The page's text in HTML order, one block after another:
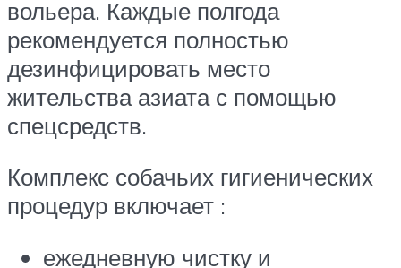
вольера. Каждые полгода
рекомендуется полностью
дезинфицировать место
жительства азиата с помощью
спецсредств.
Комплекс собачьих гигиенических
процедур включает :
ежедневную чистку и